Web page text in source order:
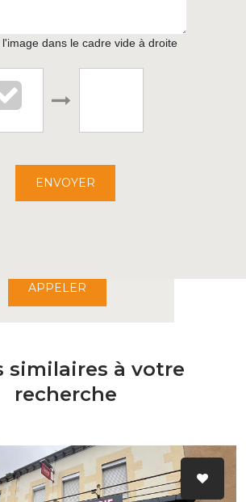
DU CHAI
APPELER
l'image dans le cadre vide à droite
ENVOYER
similaires à votre
recherche